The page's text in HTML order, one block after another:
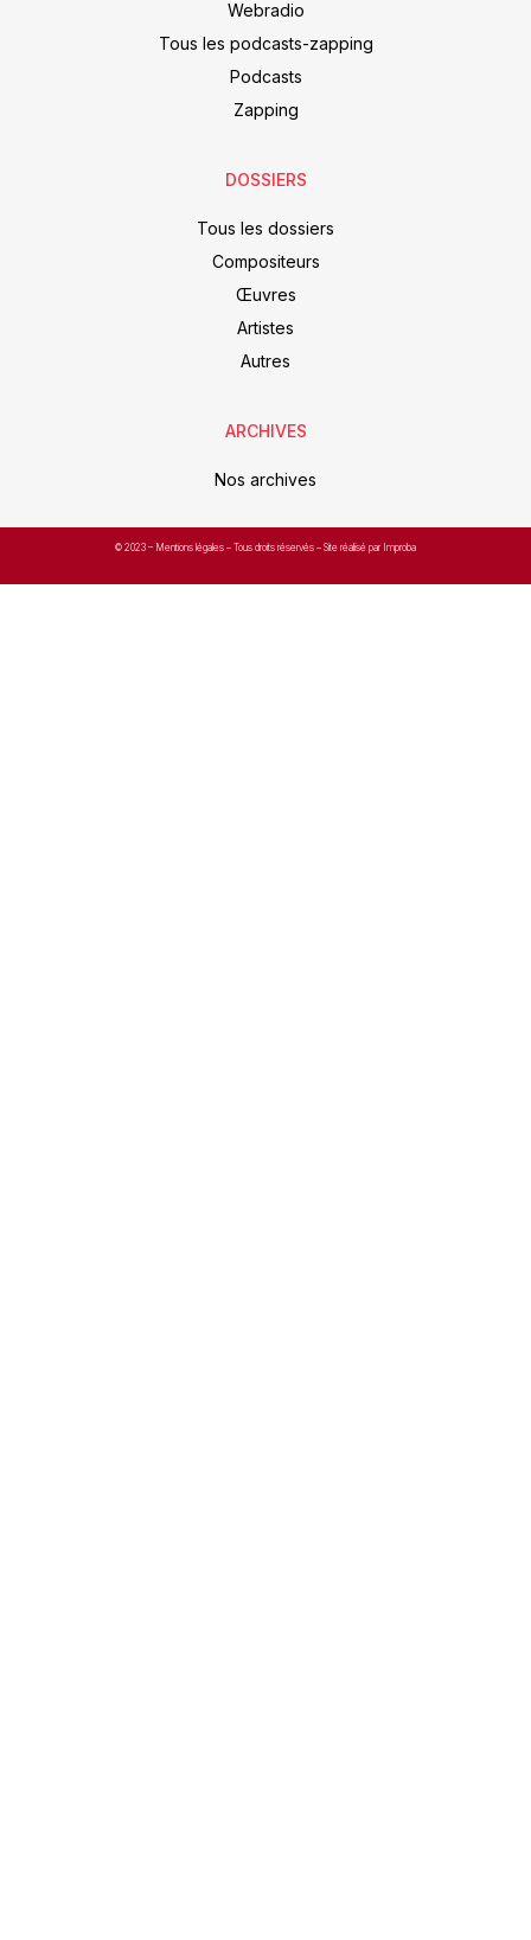
Webradio
Tous les podcasts-zapping
Podcasts
Zapping
DOSSIERS
Tous les dossiers
Compositeurs
Œuvres
Artistes
Autres
ARCHIVES
Nos archives
© 2023 – Mentions légales – Tous droits réservés – Site réalisé par Improba